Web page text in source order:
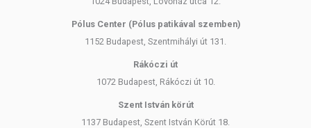
Pólus Center (Pólus patikával szemben)
1152 Budapest, Szentmihályi út 131.
Rákóczi út
1072 Budapest, Rákóczi út 10.
Szent István körút
1137 Budapest, Szent István Körút 18.